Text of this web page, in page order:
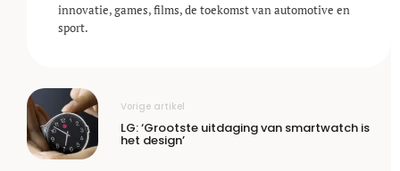
innovatie, games, films, de toekomst van automotive en
sport.
Vorige artikel
LG: ‘Grootste uitdaging van smartwatch is
het design’